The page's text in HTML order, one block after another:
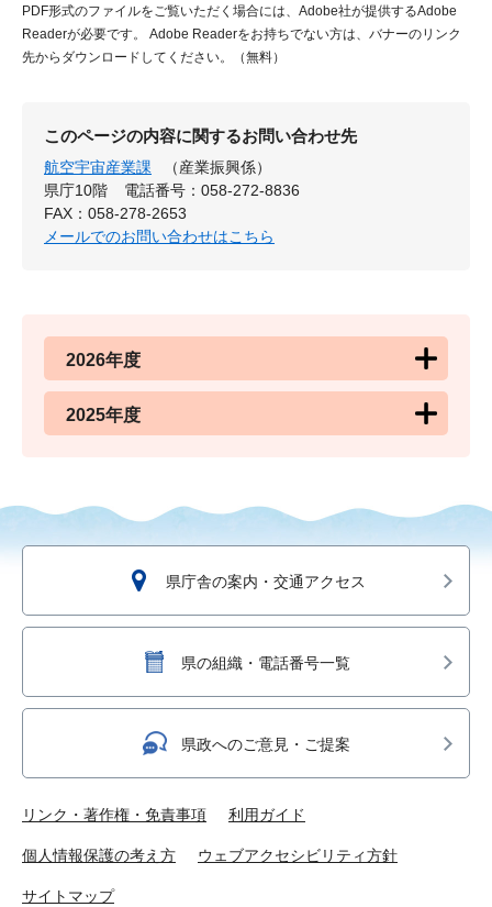
PDF形式のファイルをご覧いただく場合には、Adobe社が提供するAdobe
Readerが必要です。
Adobe Readerをお持ちでない方は、バナーのリンク
先からダウンロードしてください。（無料）
このページの内容に関するお問い合わせ先
航空宇宙産業課
（産業振興係）
県庁10階
電話番号：058-272-8836
FAX：058-278-2653
メールでのお問い合わせはこちら
2026年度
2025年度
県庁舎の案内・交通アクセス
県の組織・電話番号一覧
県政へのご意見・ご提案
リンク・著作権・免責事項 利用ガイド
個人情報保護の考え方 ウェブアクセシビリティ方針
サイトマップ